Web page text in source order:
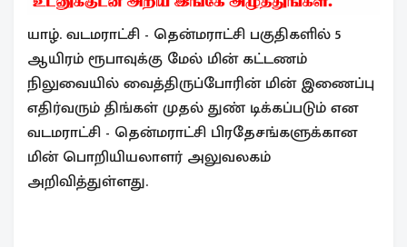
யாழ். வடமராட்சி - தென்மராட்சி பகுதிகளில் 5
ஆயிரம் ரூபாவுக்கு மேல் மின் கட்டணம்
நிலுவையில் வைத்திருப்போரின் மின் இணைப்பு
எதிர்வரும் திங்கள் முதல் துண் டிக்கப்படும் என
வடமராட்சி - தென்மராட்சி பிரதேசங்களுக்கான
மின் பொறியியலாளர் அலுவலகம்
அறிவித்துள்ளது.